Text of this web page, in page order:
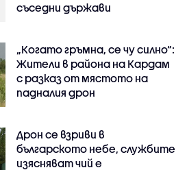
съседни държави
„Когато гръмна, се чу силно“:
Жители в района на Кардам
с разказ от мястото на
падналия дрон
Дрон се взриви в
българското небе, службите
изясняват чий е